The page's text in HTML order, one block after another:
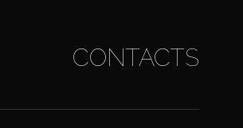
CONTACTS